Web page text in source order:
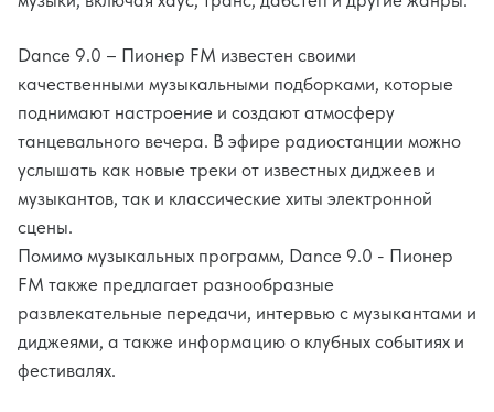
Dance 9.0 – Пионер FM известен своими
качественными музыкальными подборками, которые
поднимают настроение и создают атмосферу
танцевального вечера. В эфире радиостанции можно
услышать как новые треки от известных диджеев и
музыкантов, так и классические хиты электронной
сцены.
Помимо музыкальных программ, Dance 9.0 - Пионер
FM также предлагает разнообразные
развлекательные передачи, интервью с музыкантами и
диджеями, а также информацию о клубных событиях и
фестивалях.